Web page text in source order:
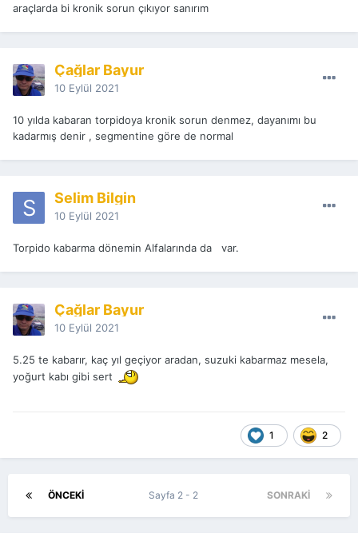
araçlarda bi kronik sorun çıkıyor sanırım
Çağlar Bayur
10 Eylül 2021
10 yılda kabaran torpidoya kronik sorun denmez, dayanımı bu
kadarmış denir , segmentine göre de normal
Selim Bilgin
10 Eylül 2021
Torpido kabarma dönemin Alfalarında da var.
Çağlar Bayur
10 Eylül 2021
5.25 te kabarır, kaç yıl geçiyor aradan, suzuki kabarmaz mesela,
yoğurt kabı gibi sert
1 2
ÖNCEKI SONRAKI
Sayfa 2 - 2